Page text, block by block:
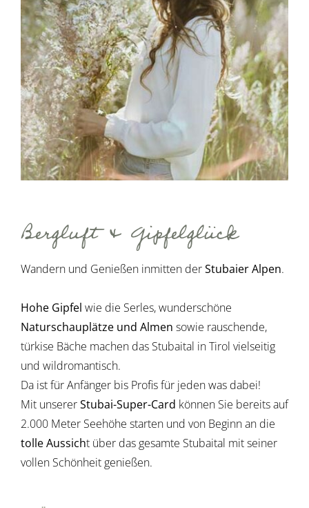
Bergluft & Gipfelglück
Wandern und Genießen inmitten derStubaier Alpen.
Hohe Gipfel wie die Serles, wunderschöne
Naturschauplätze und Almen sowie rauschende,
türkise Bäche machen das Stubaital in Tirol vielseitig
und wildromantisch.
Da ist für Anfänger bis Profis für jeden was dabei!
Mit unsererStubai-Super-Card können Sie bereits auf
2.000 Meter Seehöhe starten und von Beginn an die
tolle Aussicht über das gesamte Stubaital mit seiner
vollen Schönheit genießen.